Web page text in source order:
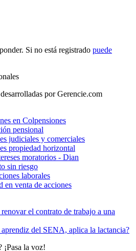
Si no está registrado puede
por Gerencie.com
en Colpensiones
pensional
judiciales y comerciales
propiedad horizontal
moratorios - Dian
sin riesgo
laborales
venta de acciones
renovar el contrato de trabajo a una
aprendiz del SENA, aplica la lactancia?
¡Pasa la voz!